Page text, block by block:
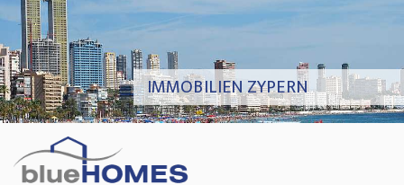
IMMOBILIEN ZYPERN